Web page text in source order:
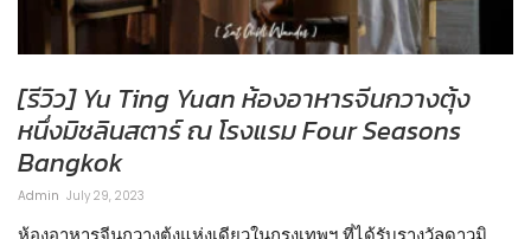
[รีวิว] Yu Ting Yuan ห้องอาหารจีนกวางตุ้ง
หนึ่งมิชลินสตาร์ ณ โรงแรม Four Seasons
Bangkok
Admin July 29, 2023